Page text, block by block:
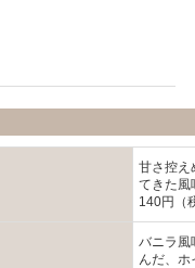
甘さ控え
てきた風
140円（
バニラ風
んだ、ホ